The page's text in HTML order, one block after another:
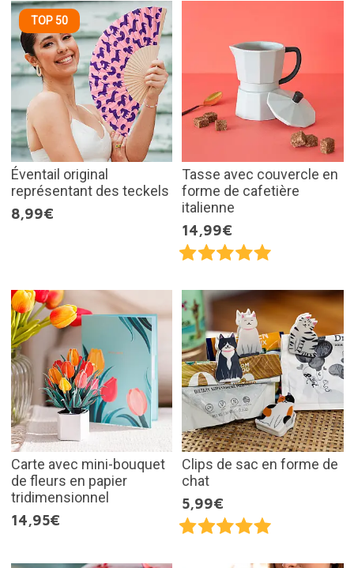
TOP 50
Éventail original
représentant des teckels
8,99€
Tasse avec couvercle en
forme de cafetière
italienne
14,99€
Carte avec mini-bouquet
de fleurs en papier
tridimensionnel
14,95€
Clips de sac en forme de
chat
5,99€